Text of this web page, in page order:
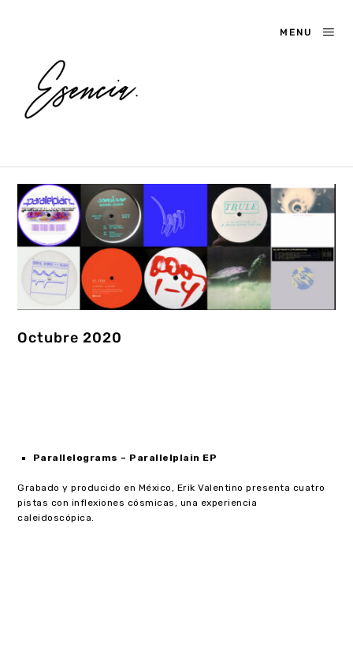
MENU
Octubre 2020
Parallelograms – Parallelplain EP
Grabado y producido en México, Erik Valentino presenta cuatro
pistas con inflexiones cósmicas, una experiencia
caleidoscópica.